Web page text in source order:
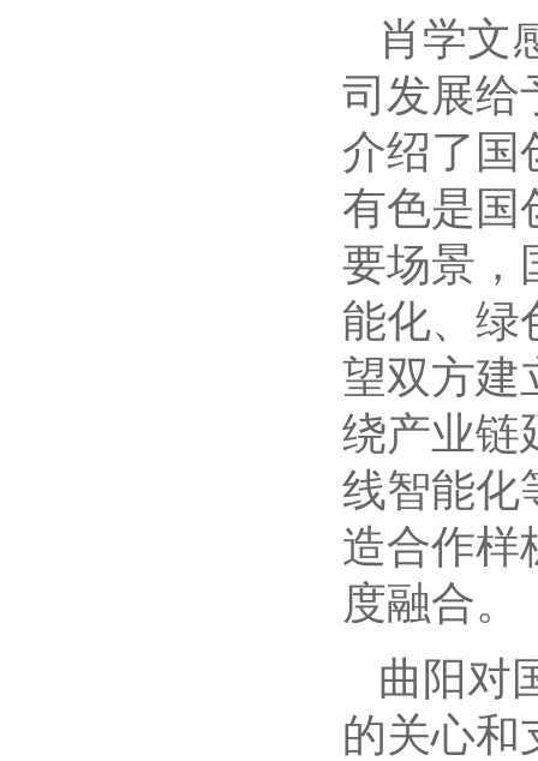
肖学文
司发展给
介绍了国
有色是国
要场景，
能化、绿
望双方建
绕产业链
线智能化
造合作样
度融合。
曲阳对
的关心和